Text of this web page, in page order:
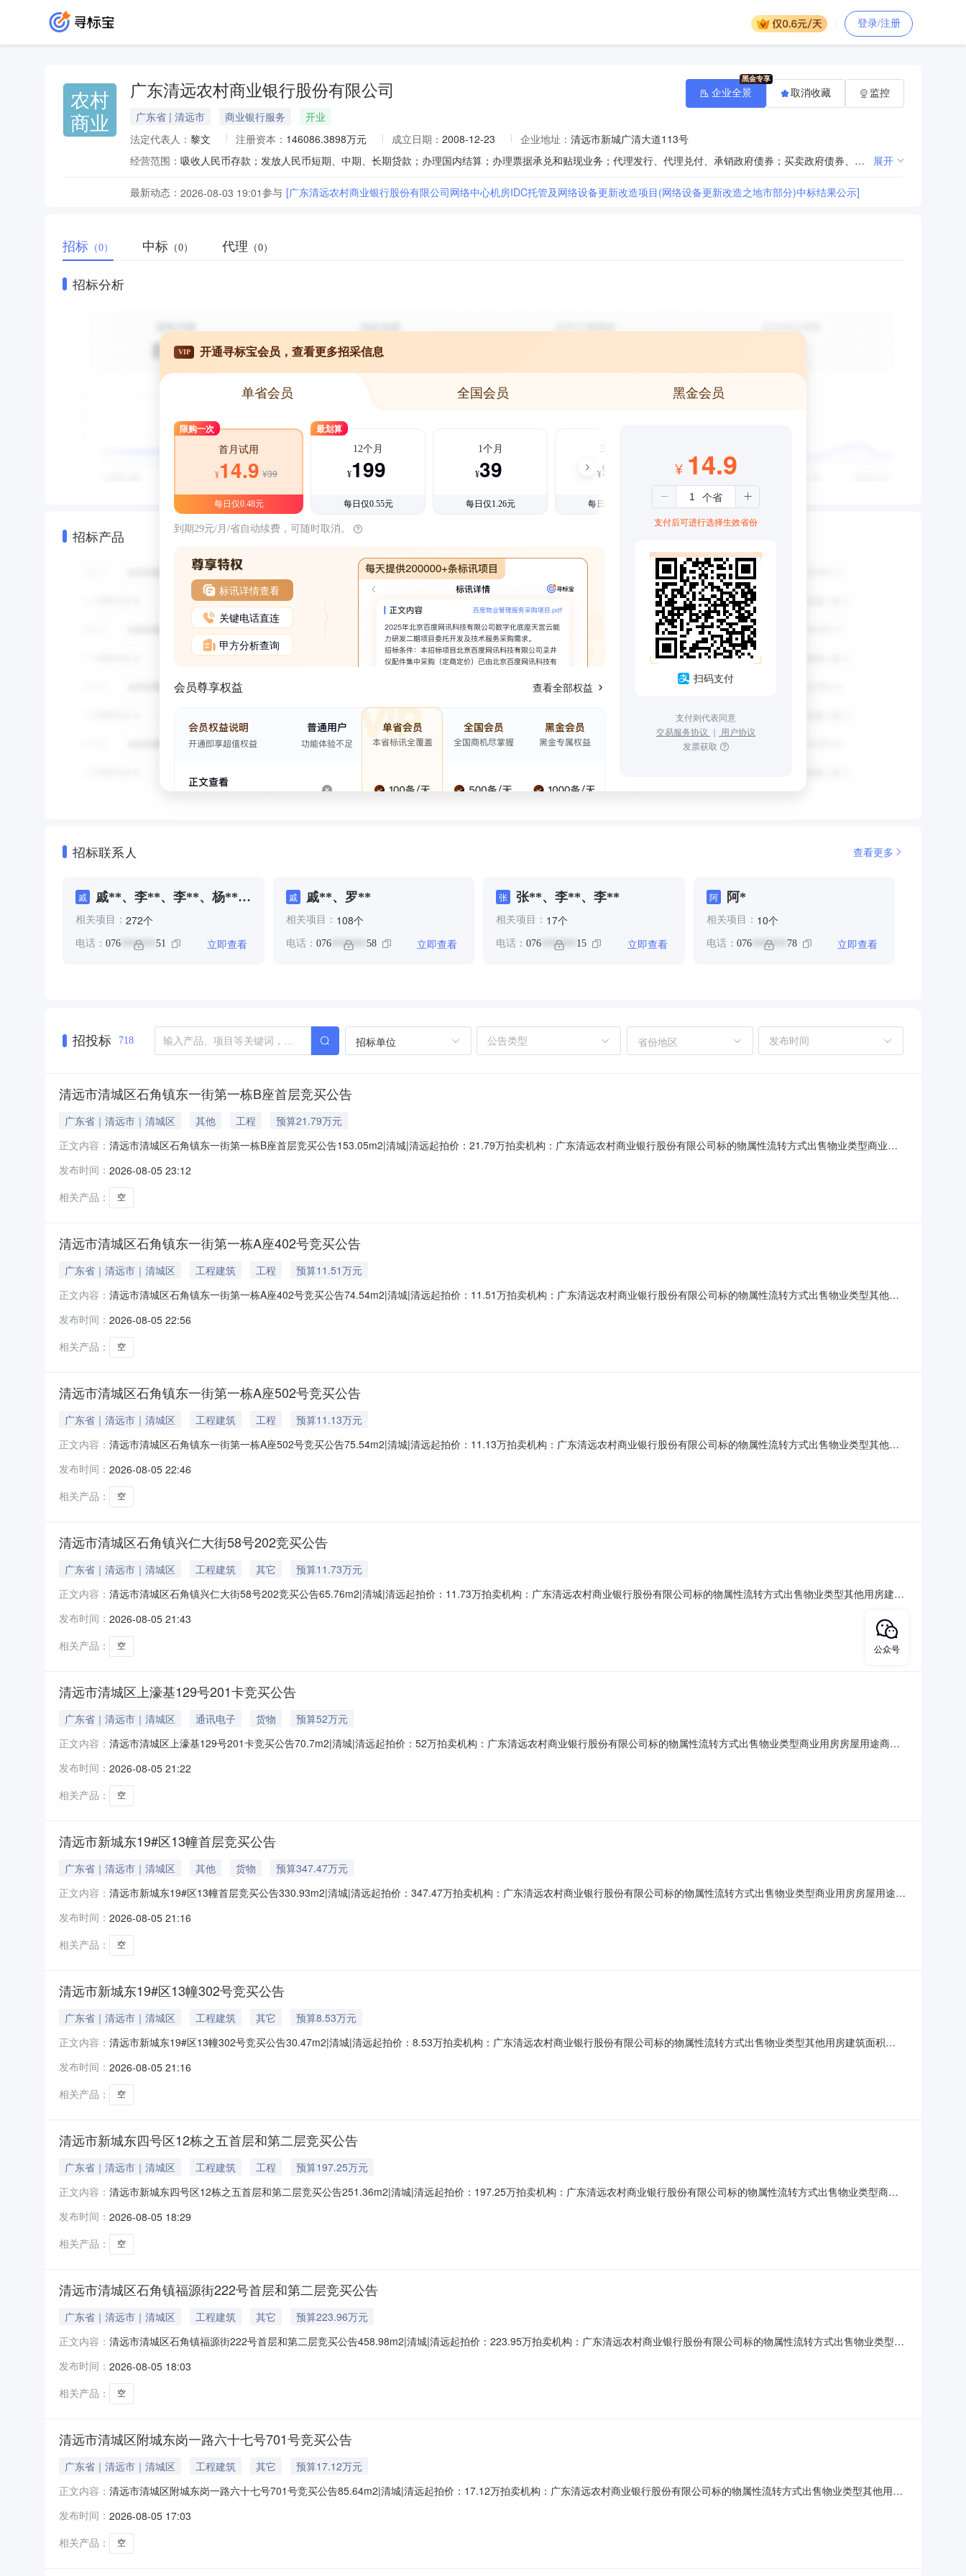
登录/注册
农村
商业
广东清远农村商业银行股份有限公司
广东省 | 清远市 商业银行服务
开业
法定代表人： 黎文 注册资本： 146086.3898万元 成立日期： 2008-12-23 企业地址： 清远市新城广清大道113号
经营范围：
吸收人民币存款；发放人民币短期、中期、长期贷款；办理国内结算；办理票据承兑和贴现业务；代理发行、代理兑付、承销政府债券；买卖政府债券、金融债券；从事同业拆借；从事银行卡（借记卡）业务；代理收付款项及代理保险业务；提供保管箱业务；办理人民币保函业务；经银行业监督管理机构批准的其他业务。(依法须经批准的项目，经相关部门批准后方可开展经营活动) 展开
最新动态： 2026-08-03 19:01参与 [广东清远农村商业银行股份有限公司网络中心机房IDC托管及网络设备更新改造项目(网络设备更新改造之地市部分)中标结果公示]
企业全景 取消收藏 监控
招标 （0） 中标 （0） 代理 （0）
招标分析
招标产品
VIP 开通寻标宝会员，查看更多招采信息
单省会员 全国会员 黑金会员
限购一次
首月试用
¥14.9 ¥39
每日仅0.48元
最划算
12个月
¥199
每日仅0.55元
1个月
¥39
每日仅1.26元
3个月
¥99
每日仅1.08元
到期29元/月/省自动续费，可随时取消。
标讯详情查看
关键电话直连
甲方分析查询
会员尊享权益 查看全部权益
¥ 14.9
支付后可进行选择生效省份
扫码支付
支付则代表同意
交易服务协议 ｜ 用户协议
发票获取
招标联系人 查看更多
戚
戚**、李**、李**、杨**、
相关项目： 272个
电话： 076 ******* 51 立即查看
戚 戚**、罗**
相关项目： 108个
电话： 076******* 58 立即查看
张 张**、李**、李**
相关项目： 17个
电话： 076 ******* 15 立即查看
阿 阿*
相关项目： 10个
电话： 076******* 78 立即查看
招投标 718 招标单位 省份地区
清远市清城区石角镇东一街第一栋B座首层竞买公告
广东省｜清远市｜清城区 其他 工程
预算21.79万元
正文内容： 清远市清城区石角镇东一街第一栋B座首层竞买公告153.05m2|清城|清远起拍价：21.79万拍卖机构：广东清远农村商业银行股份有限公司标的物属性流转方式出售物业类型商业用
（2024）清远市不动产权第0158058号，权利性质：划拨/市场化商品房，用途：城镇住宅用地/商业服务，面积：宗地面积163.75平方米/房屋建筑面积153.05平方米。起拍价217
发布时间： 2026-08-05 23:12
相关产品：
空
清远市清城区石角镇东一街第一栋A座402号竞买公告
广东省｜清远市｜清城区 工程建筑 工程
预算11.51万元
正文内容： 清远市清城区石角镇东一街第一栋A座402号竞买公告74.54m2|清城|清远起拍价：11.51万拍卖机构：广东清远农村商业银行股份有限公司标的物属性流转方式出售物业类型其他用
拨/市场化商品房，用途：城镇住宅用地/集体宿舍，面积：宗地面积163.80平方米/房屋建筑面积75.54平方米。起拍价115,123元，保证金2万元，增价幅度：5,0
发布时间： 2026-08-05 22:56
相关产品：
空
清远市清城区石角镇东一街第一栋A座502号竞买公告
广东省｜清远市｜清城区 工程建筑 工程
预算11.13万元
正文内容： 清远市清城区石角镇东一街第一栋A座502号竞买公告75.54m2|清城|清远起拍价：11.13万拍卖机构：广东清远农村商业银行股份有限公司标的物属性流转方式出售物业类型其他用
拨/市场化商品房，用途：城镇住宅用地/集体宿舍，面积：宗地面积163.80平方米/房屋建筑面积75.54平方米。起拍价111,346元，保证金2万元，增价幅度：5,0
发布时间： 2026-08-05 22:46
相关产品：
空
清远市清城区石角镇兴仁大街58号202竞买公告
广东省｜清远市｜清城区 工程建筑 其它
预算11.73万元
正文内容： 清远市清城区石角镇兴仁大街58号202竞买公告65.76m2|清城|清远起拍价：11.73万拍卖机构：广东清远农村商业银行股份有限公司标的物属性流转方式出售物业类型其他用房建筑
用途：城镇住宅用地/住宅，面积：宗地面积125.20平方米/房屋建筑面积65.76平方米。起拍价117,316元，保证金2万元，增价幅度：5,000元。
发布时间： 2026-08-05 21:43
相关产品：
空
清远市清城区上濠基129号201卡竞买公告
广东省｜清远市｜清城区 通讯电子 货物
预算52万元
正文内容： 清远市清城区上濠基129号201卡竞买公告70.7m2|清城|清远起拍价：52万拍卖机构：广东清远农村商业银行股份有限公司标的物属性流转方式出售物业类型商业用房房屋用途商铺
0160748号，权利性质：划拨/自建房，用途：城镇住宅用地/商业服务，面积：宗地面积124.91平方米/房屋建筑面积70.70平方米。目前存放物品，起拍价520,069元，保证
发布时间： 2026-08-05 21:22
相关产品：
空
清远市新城东19#区13幢首层竞买公告
广东省｜清远市｜清城区 其他 货物
预算347.47万元
正文内容： 清远市新城东19#区13幢首层竞买公告330.93m2|清城|清远起拍价：347.47万拍卖机构：广东清远农村商业银行股份有限公司标的物属性流转方式出售物业类型商业用房房屋用途商
0158071号，权利性质：出让/自建房，用途：城镇住宅用地/商业服务，面积：宗地面积365.36平方米/房屋建筑面积330.93平方米。目前存放物品，起拍价3,474,
发布时间： 2026-08-05 21:16
相关产品：
空
清远市新城东19#区13幢302号竞买公告
广东省｜清远市｜清城区 工程建筑 其它
预算8.53万元
正文内容： 清远市新城东19#区13幢302号竞买公告30.47m2|清城|清远起拍价：8.53万拍卖机构：广东清远农村商业银行股份有限公司标的物属性流转方式出售物业类型其他用房建筑面积
宅用地/住宅，面积：宗地面积365.36平方米/房屋建筑面积30.47平方米。起拍价85，316元，保证金1万元，增价幅度：5,000元。
发布时间： 2026-08-05 21:16
相关产品：
空
清远市新城东四号区12栋之五首层和第二层竞买公告
广东省｜清远市｜清城区 工程建筑 工程
预算197.25万元
正文内容： 清远市新城东四号区12栋之五首层和第二层竞买公告251.36m2|清城|清远起拍价：197.25万拍卖机构：广东清远农村商业银行股份有限公司标的物属性流转方式出售物业类型商业
面积149.11平方米。首层产权证号：粤（2020）清远市不动产权第0009876号，权利性质：出让/市场化商品房，用途：批发零售用地/商业服务，面积：宗地面积155.01平方
发布时间： 2026-08-05 18:29
相关产品：
空
清远市清城区石角镇福源街222号首层和第二层竞买公告
广东省｜清远市｜清城区 工程建筑 其它
预算223.96万元
正文内容： 清远市清城区石角镇福源街222号首层和第二层竞买公告458.98m2|清城|清远起拍价：223.95万拍卖机构：广东清远农村商业银行股份有限公司标的物属性流转方式出售物业类型商
建筑面积218.35平方米。首层产权证号：粤（2024）清远市不动产权第0158056号，权利性质：划拨/自建房，用途：城镇住宅用地/商业服务，面积：宗地面积262.31平
发布时间： 2026-08-05 18:03
相关产品：
空
清远市清城区附城东岗一路六十七号701号竞买公告
广东省｜清远市｜清城区 工程建筑 其它
预算17.12万元
正文内容： 清远市清城区附城东岗一路六十七号701号竞买公告85.64m2|清城|清远起拍价：17.12万拍卖机构：广东清远农村商业银行股份有限公司标的物属性流转方式出售物业类型其他用房
自建房，用途：城镇住宅用地/住宅，面积：宗地面积150.79平方米/房屋建筑面积85.64平方米。起拍价171,280元，保证金2万元，增价幅度：5,000元。
发布时间： 2026-08-05 17:03
相关产品：
空
公众号